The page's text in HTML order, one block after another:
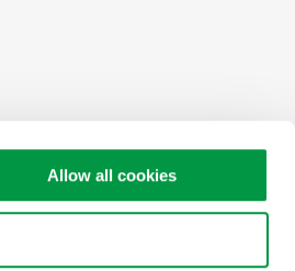
Allow all cookies